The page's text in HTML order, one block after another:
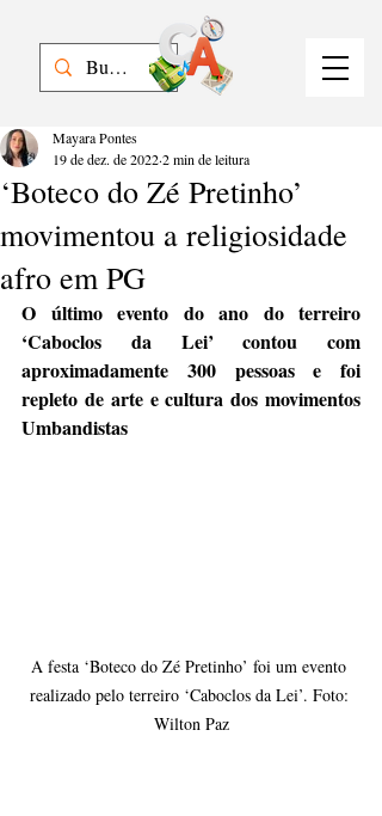
‘Boteco do Zé Pretinho’
movimentou a religiosidade
afro em PG
Mayara Pontes
19 de dez. de 20222 min de leitura
O último evento do ano do terreiro
‘Caboclos da Lei’ contou com
aproximadamente 300 pessoas e foi
repleto de arte e cultura dos movimentos
Umbandistas
A festa ‘Boteco do Zé Pretinho’ foi um evento
realizado pelo terreiro ‘Caboclos da Lei’. Foto:
Wilton Paz